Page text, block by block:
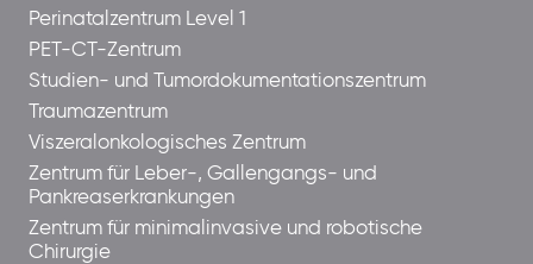
Perinatalzentrum Level 1
PET-CT-Zentrum
Studien- und Tumordokumentationszentrum
Traumazentrum
Viszeralonkologisches Zentrum
Zentrum für Leber-, Gallengangs- und
Pankreaserkrankungen
Zentrum für minimalinvasive und robotische
Chirurgie